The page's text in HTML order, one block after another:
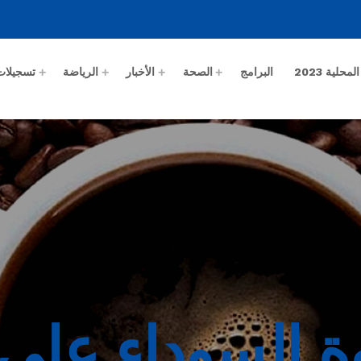
2023 البرامج الصحة الأخبار الرياضة